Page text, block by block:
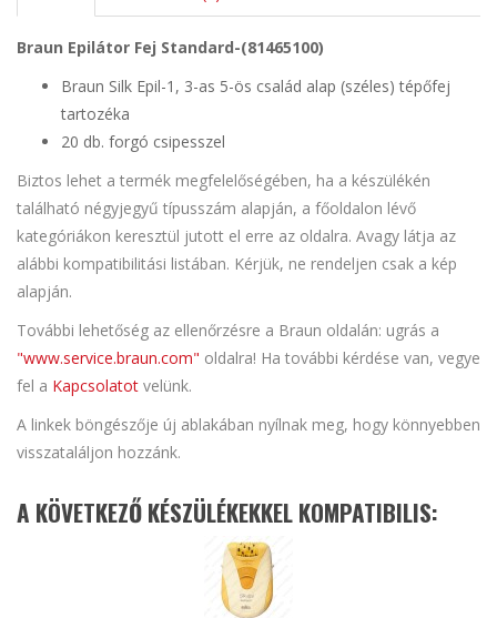
Braun Epilátor Fej Standard-(81465100)
Braun Silk Epil-1, 3-as 5-ös család alap (széles) tépőfej
tartozéka
20 db. forgó csipesszel
Biztos lehet a termék megfelelőségében, ha a készülékén
található négyjegyű típusszám alapján, a főoldalon lévő
kategóriákon keresztül jutott el erre az oldalra. Avagy látja az
alábbi kompatibilitási listában. Kérjük, ne rendeljen csak a kép
alapján.
További lehetőség az ellenőrzésre a Braun oldalán: ugrás a
"www.service.braun.com" oldalra! Ha további kérdése van, vegye
fel a Kapcsolatot velünk.
A linkek böngészője új ablakában nyílnak meg, hogy könnyebben
visszataláljon hozzánk.
A KÖVETKEZŐ KÉSZÜLÉKEKKEL KOMPATIBILIS: